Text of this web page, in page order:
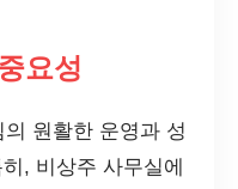
요성
원활한 운영과 성
, 비상주 사무실에